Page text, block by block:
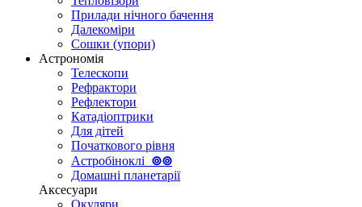
Прилади нічного бачення
Далекоміри
Сошки (упори)
Астрономія
Телескопи
Рефрактори
Рефлектори
Катадіоптрики
Для дітей
Початкового рівня
Астробіноклі ⊚⊚
Домашні планетарії
Аксесуари
Окуляри